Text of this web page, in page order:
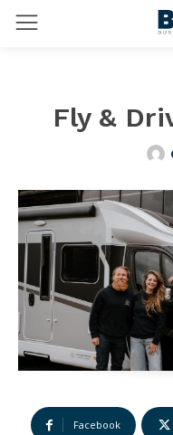
Fly &
Facebook